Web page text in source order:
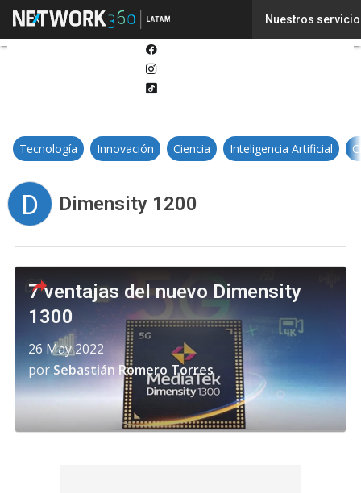
Nuestros
Tecnología Innovación Ciencia Inteligencia Artificial
D Dimensity 1200
7 ventajas del nuevo Dimensity
1300
26 May 2022
porSebastián Romero Torres